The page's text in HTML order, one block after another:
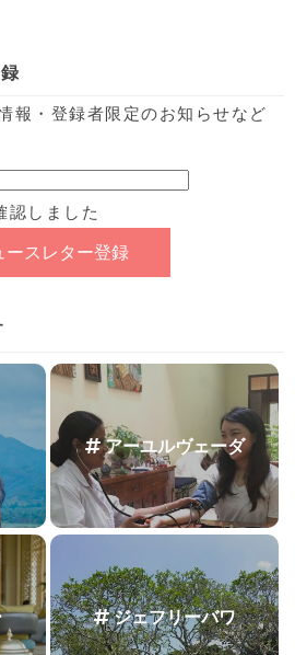
報・登録者限定のお知らせなど
認しました
アーユルヴェーダ
ジェフリーバワ